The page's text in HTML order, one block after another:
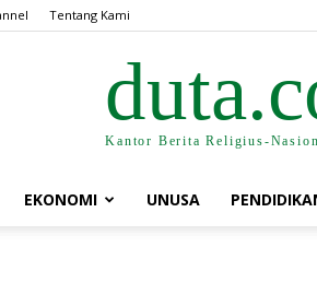
Tentang Kami
Kantor Berita Religius-
EKONOMI UNUSA